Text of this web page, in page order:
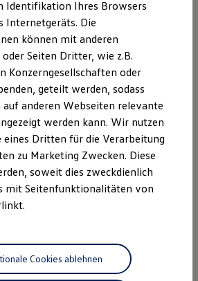
Organisation und Systeme,
Beschaffung,
Personal, Controlling, Finanzen
Recht
pro Monat; Unterstützung bei
Identifikation Ihres Browsers
Internetgeräts. Die
können mit anderen
Seiten Dritter, wie z.B.
Konzerngesellschaften oder
geteilt werden, sodass
auf anderen Webseiten relevante
werden kann. Wir nutzen
eines Dritten für die Verarbeitung
zu Marketing Zwecken. Diese
soweit dies zweckdienlich
mit Seitenfunktionalitäten von
Cookies ablehnen